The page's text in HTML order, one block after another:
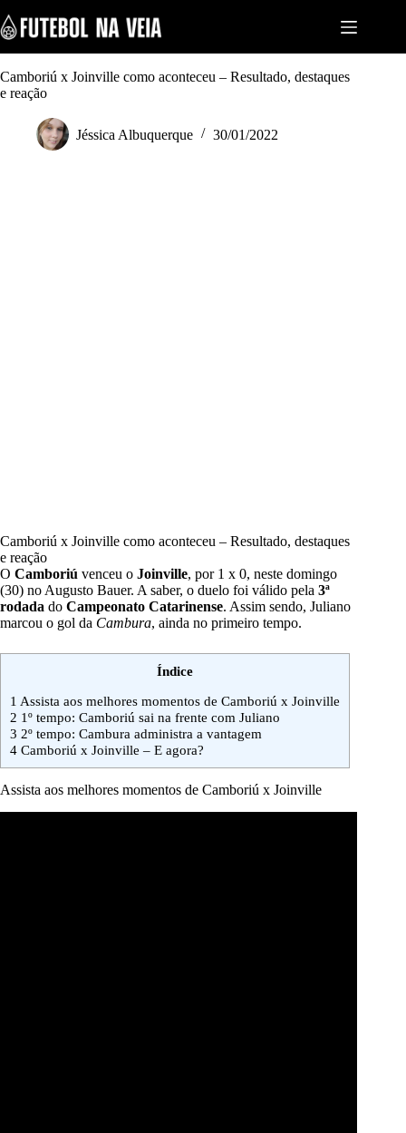
k
i
p
t
o
Camboriú x Joinville como aconteceu – Resultado, destaques
e reação
Jéssica Albuquerque 30/01/2022
Camboriú x Joinville como aconteceu – Resultado, destaques
e reação
O Camboriú venceu o Joinville, por 1 x 0, neste domingo
(30) no Augusto Bauer. A saber, o duelo foi válido pela 3ª
rodada do Campeonato Catarinense. Assim sendo, Juliano
marcou o gol da Cambura, ainda no primeiro tempo.
Índice
1 Assista aos melhores momentos de Camboriú x Joinville
2 1º tempo: Camboriú sai na frente com Juliano
3 2º tempo: Cambura administra a vantagem
4 Camboriú x Joinville – E agora?
Assista aos melhores momentos de Camboriú x Joinville